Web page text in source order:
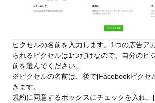
ピクセルの名前を入力します。1つの広告ア
られるピクセルは1つだけなので、自分のビ
前を選んでください。
※ピクセルの名前は、後で[Facebookピクセ
きます。
規約に同意するボックスにチェックを入れ、